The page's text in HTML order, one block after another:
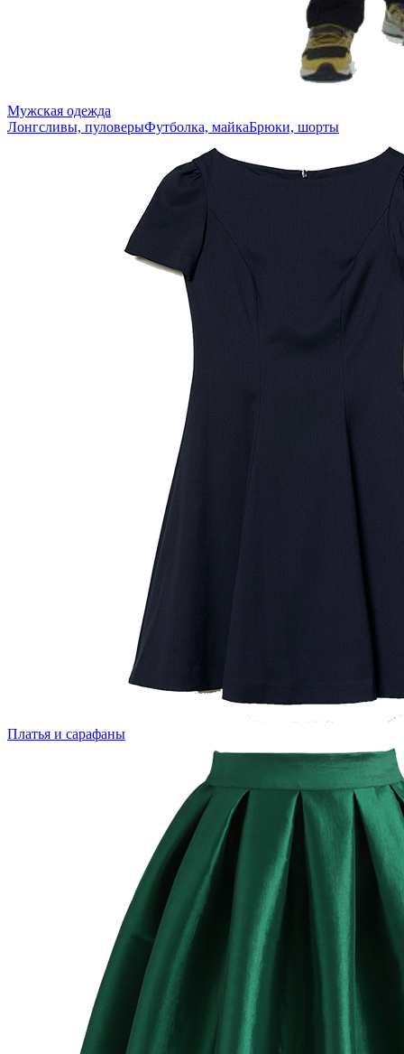
Мужская одежда
Лонгсливы, пуловерыФутболка, майкаБрюки, шорты
Платья и сарафаны